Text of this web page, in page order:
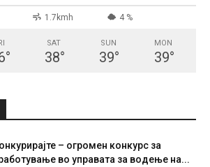
1.7kmh 4 %
°
SAT
38°
SUN
39°
MON
39°
– огромен конкурс за
во управата за водење на...